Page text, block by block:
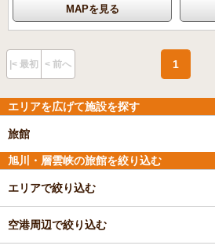
MAPを見る
|< 最初 < 前へ 1
エリアを広げて施設を探す
旅館
旭川・層雲峡の旅館を絞り込む
エリアで絞り込む
空港周辺で絞り込む